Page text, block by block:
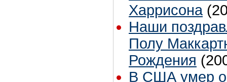
Харрисона
Наши
Полу
Рождения
В США умер